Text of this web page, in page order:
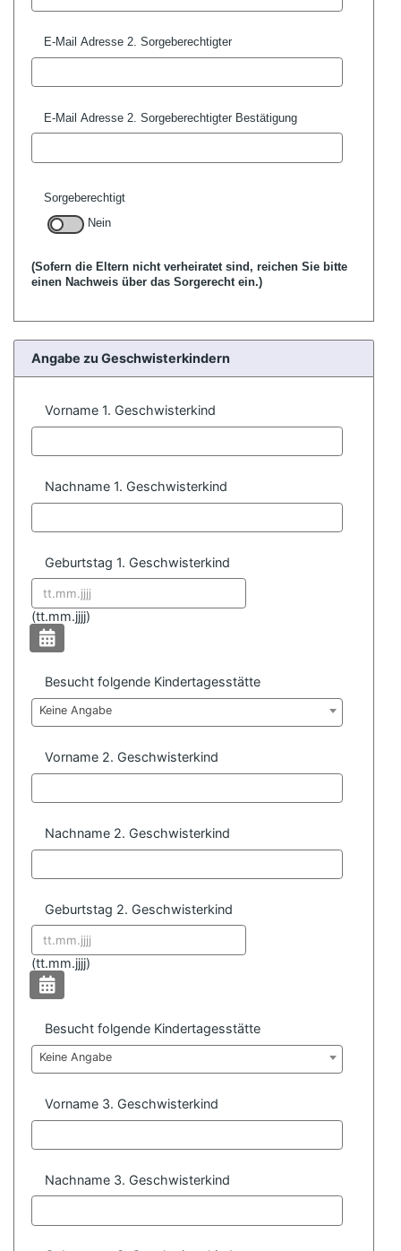
E-Mail Adresse 2. Sorgeberechtigter
E-Mail Adresse 2. Sorgeberechtigter Bestätigung
Sorgeberechtigt
Nein
(Sofern die Eltern nicht verheiratet sind, reichen Sie bitte
einen Nachweis über das Sorgerecht ein.)
Angabe zu Geschwisterkindern
Vorname 1. Geschwisterkind
Nachname 1. Geschwisterkind
Geburtstag 1. Geschwisterkind
(Datum format:
tt.mm.jjjj)
Besucht folgende Kindertagesstätte
Keine Angabe
Vorname 2. Geschwisterkind
Nachname 2. Geschwisterkind
Geburtstag 2. Geschwisterkind
(Datum format:
tt.mm.jjjj)
Besucht folgende Kindertagesstätte
Keine Angabe
Vorname 3. Geschwisterkind
Nachname 3. Geschwisterkind